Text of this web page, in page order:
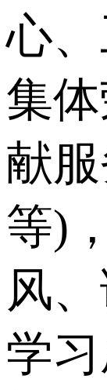
心、
集
献
等)
风
学习